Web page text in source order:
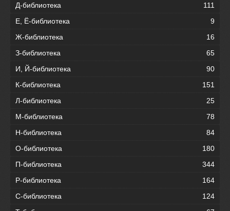
Д-библиотека
111
Е, Ё-библиотека
9
Ж-библиотека
16
З-библиотека
65
И, Й-библиотека
90
К-библиотека
151
Л-библиотека
25
М-библиотека
78
Н-библиотека
84
О-библиотека
180
П-библиотека
344
Р-библиотека
164
С-библиотека
124